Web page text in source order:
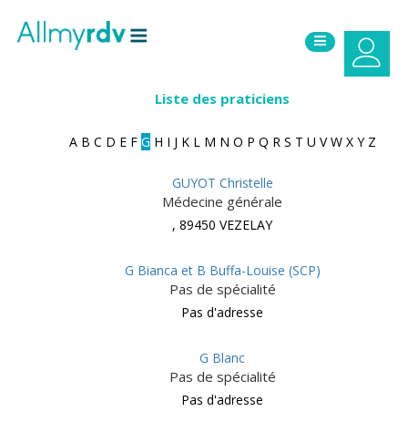
Liste des praticiens
A B C D E F G H I J K L M N O P Q R S T U V W X Y Z
GUYOT Christelle
Médecine générale
, 89450 VEZELAY
G Bianca et B Buffa-Louise (SCP)
Pas de spécialité
Pas d'adresse
G Blanc
Pas de spécialité
Pas d'adresse